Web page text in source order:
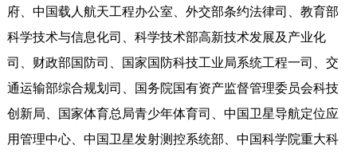
府、中国载人航天工程办公室、外交部条约法律司、教育部
科学技术与信息化司、科学技术部高新技术发展及产业化
司、财政部国防司、国家国防科技工业局系统工程一司、交
通运输部综合规划司、国务院国有资产监督管理委员会科技
创新局、国家体育总局青少年体育司、中国卫星导航定位应
用管理中心、中国卫星发射测控系统部、中国科学院重大科